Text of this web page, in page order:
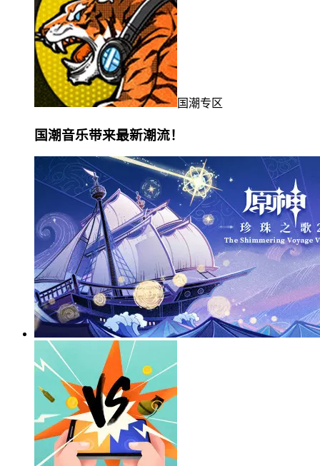
国潮专区
国潮音乐带来最新潮流！